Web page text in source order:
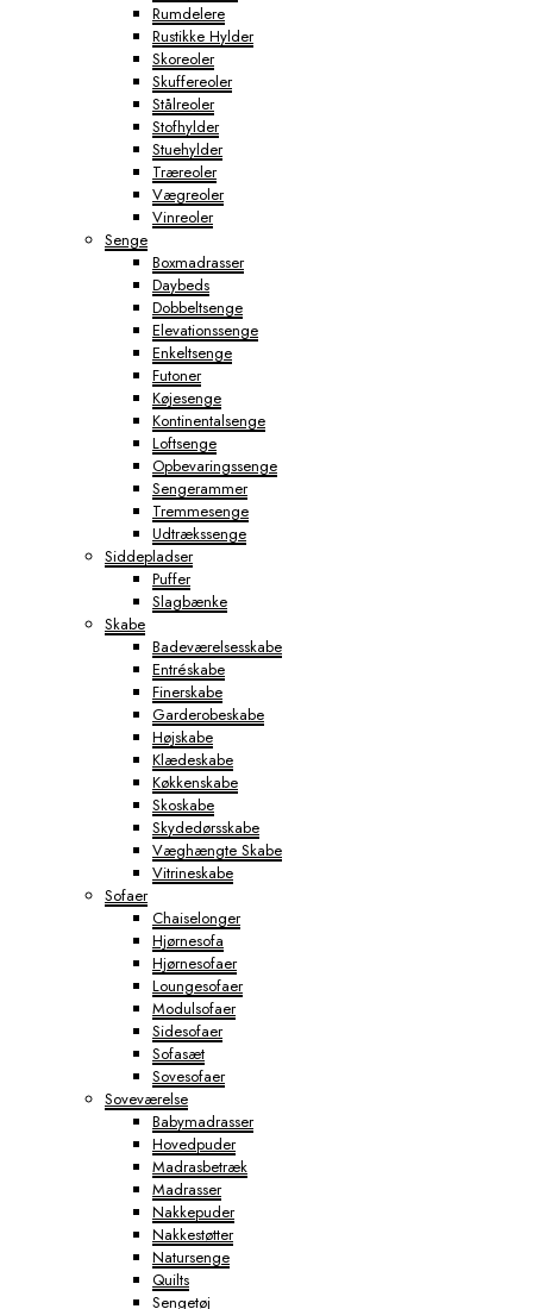
Rumdelere
Rustikke Hylder
Skoreoler
Skuffereoler
Stålreoler
Stofhylder
Stuehylder
Træreoler
Vægreoler
Vinreoler
Senge
Boxmadrasser
Daybeds
Dobbeltsenge
Elevationssenge
Enkeltsenge
Futoner
Køjesenge
Kontinentalsenge
Loftsenge
Opbevaringssenge
Sengerammer
Tremmesenge
Udtrækssenge
Siddepladser
Puffer
Slagbænke
Skabe
Badeværelsesskabe
Entréskabe
Finerskabe
Garderobeskabe
Højskabe
Klædeskabe
Køkkenskabe
Skoskabe
Skydedørsskabe
Væghængte Skabe
Vitrineskabe
Sofaer
Chaiselonger
Hjørnesofa
Hjørnesofaer
Loungesofaer
Modulsofaer
Sidesofaer
Sofasæt
Sovesofaer
Soveværelse
Babymadrasser
Hovedpuder
Madrasbetræk
Madrasser
Nakkepuder
Nakkestøtter
Natursenge
Quilts
Sengetøj